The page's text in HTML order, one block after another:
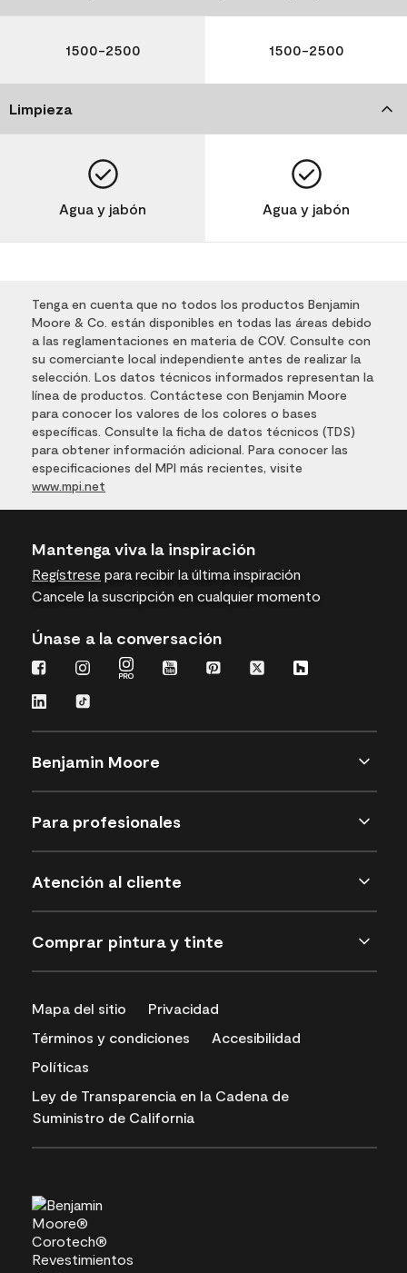
1500-2500 1500-2500
Limpieza
Agua y jabón Agua y jabón
Tenga en cuenta que no todos los productos Benjamin
Moore & Co. están disponibles en todas las áreas debido
a las reglamentaciones en materia de COV. Consulte con
su comerciante local independiente antes de realizar la
selección. Los datos técnicos informados representan la
línea de productos. Contáctese con Benjamin Moore
para conocer los valores de los colores o bases
específicas. Consulte la ficha de datos técnicos (TDS)
para obtener información adicional. Para conocer las
especificaciones del MPI más recientes, visite
www.mpi.net
Mantenga viva la inspiración
Regístrese para recibir la última inspiración
Cancele la suscripción en cualquier momento
Únase a la conversación
Benjamin Moore
Para profesionales
Atención al cliente
Comprar pintura y tinte
Mapa del sitio
Privacidad
Términos y condiciones
Accesibilidad
Políticas
Ley de Transparencia en la Cadena de
Suministro de California